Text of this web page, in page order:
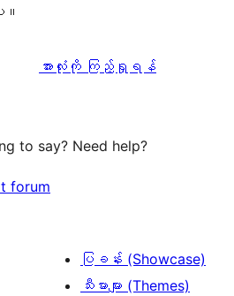
။
သုံးသပ်
အားလုံးကို ကြည့်ရှုရန်
to say? Need help?
forum
ပြခန်း (Showcase)
သီးမားများ (Themes)